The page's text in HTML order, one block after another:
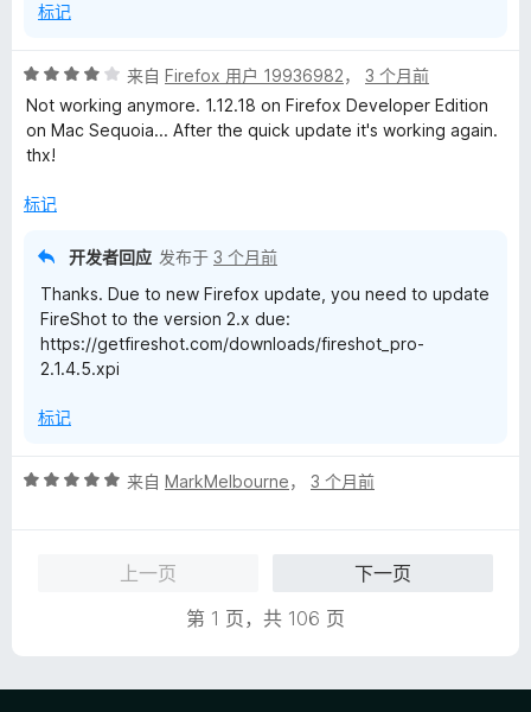
标记
评
分
4
/
来自 Firefox 用户 19936982， 3 个月前
Not working anymore. 1.12.18 on Firefox Developer Edition
on Mac Sequoia... After the quick update it's working again.
thx!
标记
开发者回应 发布于 3 个月前
Thanks. Due to new Firefox update, you need to update
FireShot to the version 2.x due:
https://getfireshot.com/downloads/fireshot_pro-
2.1.4.5.xpi
标记
评
来自 MarkMelbourne， 3 个月前
上一页
下一页
第 1 页，共 106 页